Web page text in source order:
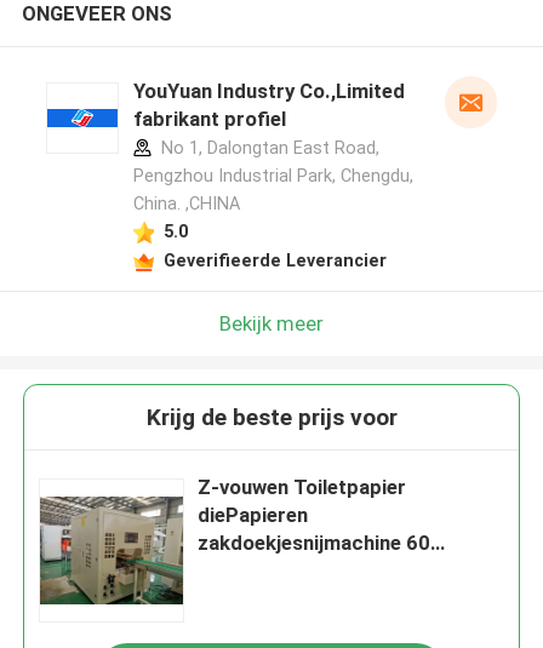
ONGEVEER ONS
YouYuan Industry Co.,Limited
fabrikant profiel
No 1, Dalongtan East Road,
Pengzhou Industrial Park, Chengdu,
China. ,CHINA
5.0
Geverifieerde Leverancier
Bekijk meer
Krijg de beste prijs voor
Z-vouwen Toiletpapier
diePapieren
zakdoekjesnijmachine 60